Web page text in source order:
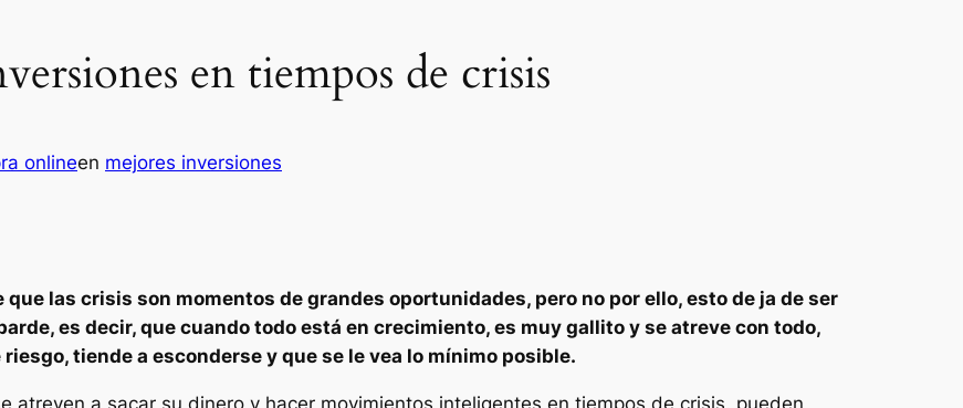
en tiempos de crisis
onlineen mejores inversiones
las crisis son momentos de grandes oportunidades, pero no por ello, esto de ja de ser
, es decir, que cuando todo está en crecimiento, es muy gallito y se atreve con todo,
tiende a esconderse y que se le vea lo mínimo posible.